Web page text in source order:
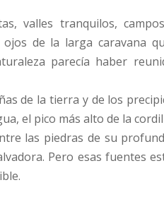
valles tranquilos,
de la larga caravana
parecía haber
de la tierra y de los
el pico más alto de la
las piedras de su
Pero esas fuentes